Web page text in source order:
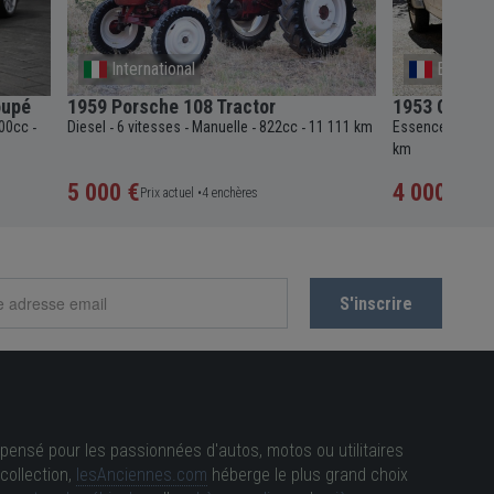
-
International
1959 Porsche 108 Tractor
Diesel - 6 vitesses - Manuelle - 822cc - 11 111 km
5 000 € Prix actuel •4 enchères
Epinal
1953
Essence
km
4 000 €
pour les passionnées d'autos, motos ou utilitaires
lesAnciennes.com héberge le plus grand choix